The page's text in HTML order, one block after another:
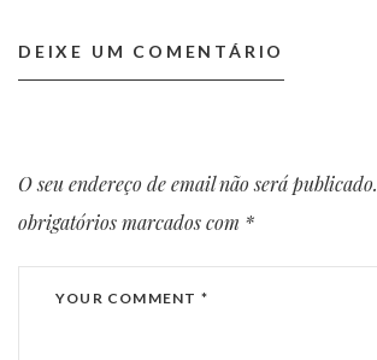
DEIXE UM COMENTÁRIO
O seu endereço de email não será publicado.
obrigatórios marcados com *